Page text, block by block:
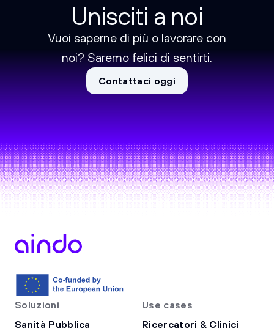
Unisciti a noi
Vuoi saperne di più o lavorare con
noi? Saremo felici di sentirti.
Contattaci oggi
Soluzioni
Sanità Pubblica
Use cases
Ricercatori & Clinici